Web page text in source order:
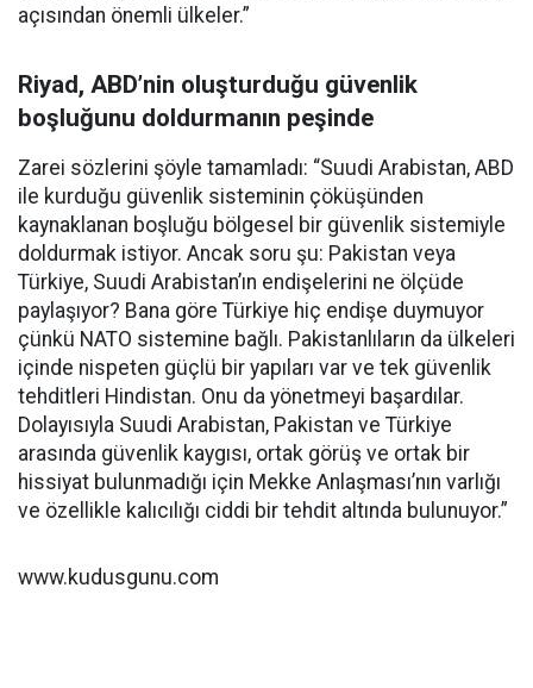
açısından önemli ülkeler.”
Riyad, ABD’nin oluşturduğu güvenlik
boşluğunu doldurmanın peşinde
Zarei sözlerini şöyle tamamladı: “Suudi Arabistan, ABD
ile kurduğu güvenlik sisteminin çöküşünden
kaynaklanan boşluğu bölgesel bir güvenlik sistemiyle
doldurmak istiyor. Ancak soru şu: Pakistan veya
Türkiye, Suudi Arabistan’ın endişelerini ne ölçüde
paylaşıyor? Bana göre Türkiye hiç endişe duymuyor
çünkü NATO sistemine bağlı. Pakistanlıların da ülkeleri
içinde nispeten güçlü bir yapıları var ve tek güvenlik
tehditleri Hindistan. Onu da yönetmeyi başardılar.
Dolayısıyla Suudi Arabistan, Pakistan ve Türkiye
arasında güvenlik kaygısı, ortak görüş ve ortak bir
hissiyat bulunmadığı için Mekke Anlaşması’nın varlığı
ve özellikle kalıcılığı ciddi bir tehdit altında bulunuyor.”
www.kudusgunu.com